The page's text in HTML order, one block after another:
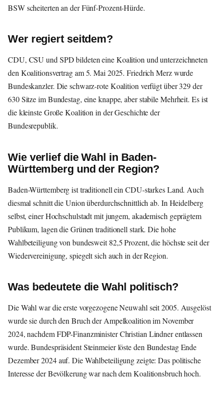
BSW scheiterten an der Fünf-Prozent-Hürde.
Wer regiert seitdem?
CDU, CSU und SPD bildeten eine Koalition und unterzeichneten
den Koalitionsvertrag am 5. Mai 2025. Friedrich Merz wurde
Bundeskanzler. Die schwarz-rote Koalition verfügt über 329 der
630 Sitze im Bundestag, eine knappe, aber stabile Mehrheit. Es ist
die kleinste Große Koalition in der Geschichte der
Bundesrepublik.
Wie verlief die Wahl in Baden-
Württemberg und der Region?
Baden-Württemberg ist traditionell ein CDU-starkes Land. Auch
diesmal schnitt die Union überdurchschnittlich ab. In Heidelberg
selbst, einer Hochschulstadt mit jungem, akademisch geprägtem
Publikum, lagen die Grünen traditionell stark. Die hohe
Wahlbeteiligung von bundesweit 82,5 Prozent, die höchste seit der
Wiedervereinigung, spiegelt sich auch in der Region.
Was bedeutete die Wahl politisch?
Die Wahl war die erste vorgezogene Neuwahl seit 2005. Ausgelöst
wurde sie durch den Bruch der Ampelkoalition im November
2024, nachdem FDP-Finanzminister Christian Lindner entlassen
wurde. Bundespräsident Steinmeier löste den Bundestag Ende
Dezember 2024 auf. Die Wahlbeteiligung zeigte: Das politische
Interesse der Bevölkerung war nach dem Koalitionsbruch hoch.